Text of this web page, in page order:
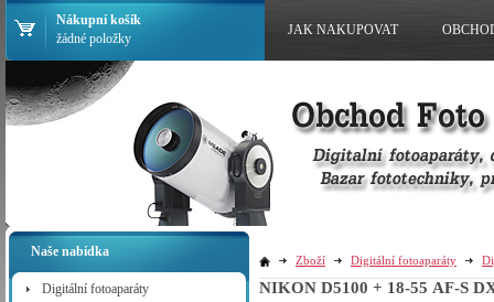
Naše nabídka
Digitální fotoaparáty
Zboží Digitální fotoaparáty
NIKON D5100 + 18-55 AF-S
Nákupní košík
žádné položky
JAK NAKUPOVAT